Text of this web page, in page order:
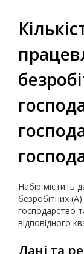
Набір містить
безробітних (А)
господарство
відповідного
Дані та